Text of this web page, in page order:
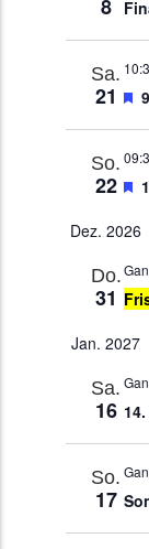
8
Sa.
21
So.
22
Dez. 2026
Do.
31
Jan. 2027
Sa.
16
So.
17